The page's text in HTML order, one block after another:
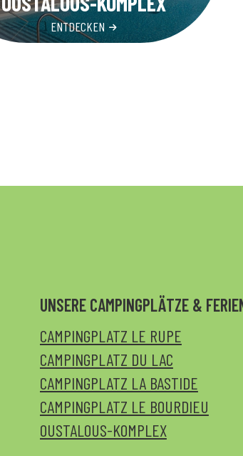
ENTDECKEN
UNSERE CAMPINGPLÄTZE &
CAMPINGPLATZ LE RUPE
CAMPINGPLATZ DU LAC
CAMPINGPLATZ LA BASTIDE
CAMPINGPLATZ LE BOURDIEU
OUSTALOUS-KOMPLEX